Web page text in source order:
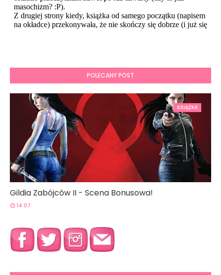
POLECANY POST
KSIĄŻKA
Gildia Zabójców II - Scena Bonusowa!
14:07